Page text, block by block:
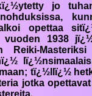
jo
opettaa
vuoden 1938
Reiki-Masteriksi
tï¿½llï¿½
jotka